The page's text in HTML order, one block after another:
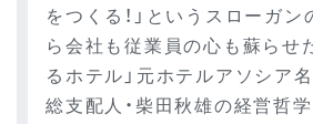
をつくる！」というスローガン
ら会社も従業員の心も蘇らせ
るホテル」元ホテルアソシア
総支配人・柴田秋雄の経営哲学